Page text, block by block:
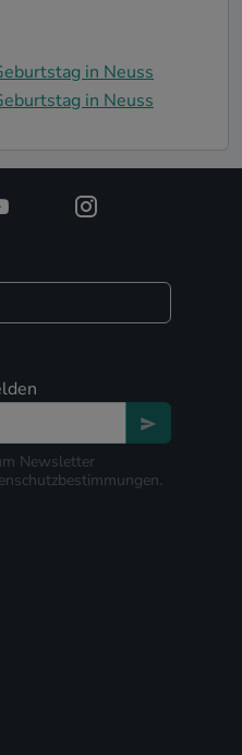
in Neuss
in Neuss
Newsletter